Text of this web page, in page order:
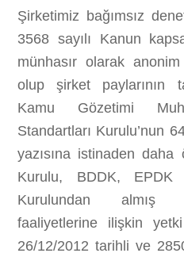
Şirketimiz bağımsız
3568 sayılı Kanun
münhasır olarak
olup şirket paylarının
Kamu Gözetimi
Standartları Kurulu’nun
yazısına istinaden daha
Kurulu, BDDK,
Kurulundan almış
faaliyetlerine ilişkin
26/12/2012 tarihli ve